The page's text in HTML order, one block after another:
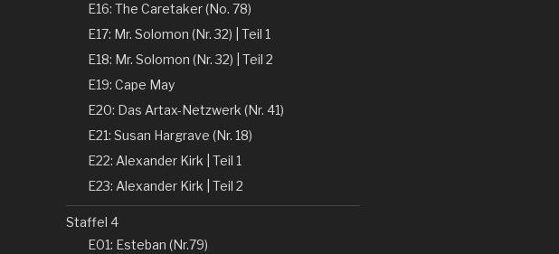
E16: The Caretaker (No. 78)
E17: Mr. Solomon (Nr. 32) | Teil 1
E18: Mr. Solomon (Nr. 32) | Teil 2
E19: Cape May
E20: Das Artax-Netzwerk (Nr. 41)
E21: Susan Hargrave (Nr. 18)
E22: Alexander Kirk | Teil 1
E23: Alexander Kirk | Teil 2
Staffel 4
E01: Esteban (Nr.79)